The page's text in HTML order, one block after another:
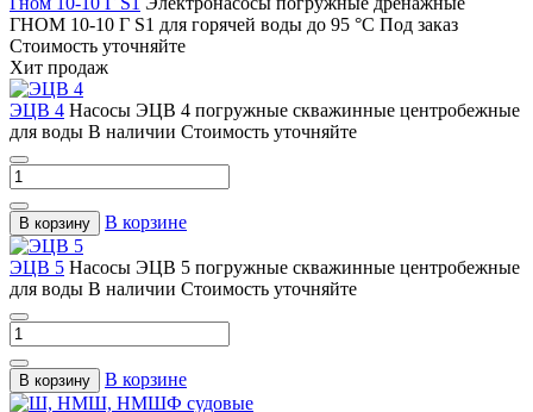
ГНОМ 10-10 Г S1 для горячей воды до 95 °С Под заказ
Стоимость уточняйте
Хит продаж
ЭЦВ 4 Насосы ЭЦВ 4 погружные скважинные центробежные
для воды В наличии Стоимость уточняйте
В корзину В корзине
ЭЦВ 5 Насосы ЭЦВ 5 погружные скважинные центробежные
для воды В наличии Стоимость уточняйте
В корзину В корзине